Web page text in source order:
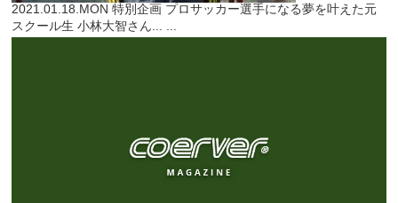
2021.01.18.MON 特別企画 プロサッカー選手になる夢を叶えた元
スクール生 小林大智さん... ...